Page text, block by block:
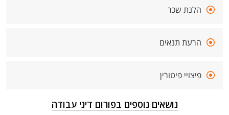
הלנת שכר
הרעת תנאים
פיצויי פיטורין
נושאים נוספים בפורום דיני עבודה